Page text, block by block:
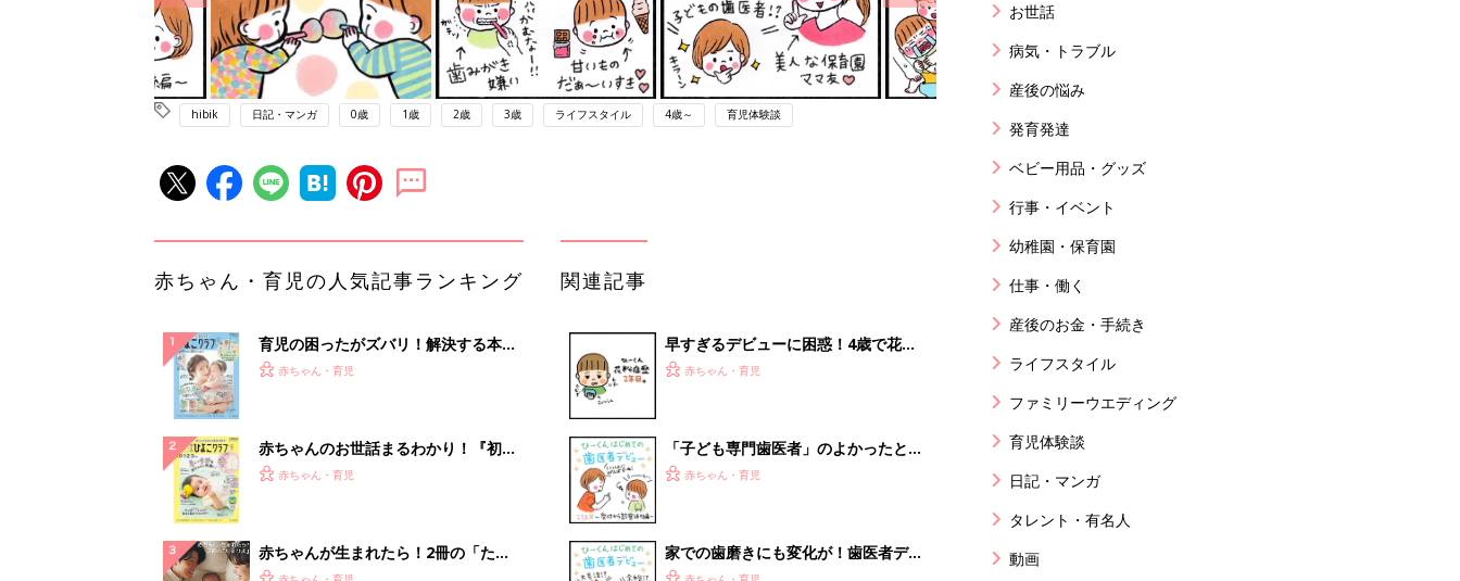
hibik 日記・マンガ 0歳 1歳 2歳 3歳 ライフスタイル 4歳～ 育児体験談
赤ちゃん・育児の人気記事ランキング
育児の困ったがズバリ！解決する本
『ひよこクラブ 夏号』 4カ月～2才
赤ちゃん・育児
赤ちゃんのお世話まるわかり！『初め
てのひよこクラブ 夏号』〈巻頭大特
赤ちゃん・育児
赤ちゃんが生まれたら！2冊の「たま
ひよ」
関連記事
早すぎるデビューに困惑！4歳で花粉
症!?【なかよし兄妹日記vol.27】
赤ちゃん・育児
「子ども専門歯医者」のよかったとこ
ろ～受付・診察待ち編～【なかよし兄
赤ちゃん・育児
家での歯磨きにも変化が！歯医者デビ
ュー連載 最終話【なかよし兄妹日記
お世話
病気・トラブル
産後の悩み
発育発達
ベビー用品・グッズ
行事・イベント
幼稚園・保育園
仕事・働く
産後のお金・手続き
ライフスタイル
ファミリーウエディング
育児体験談
日記・マンガ
タレント・有名人
動画